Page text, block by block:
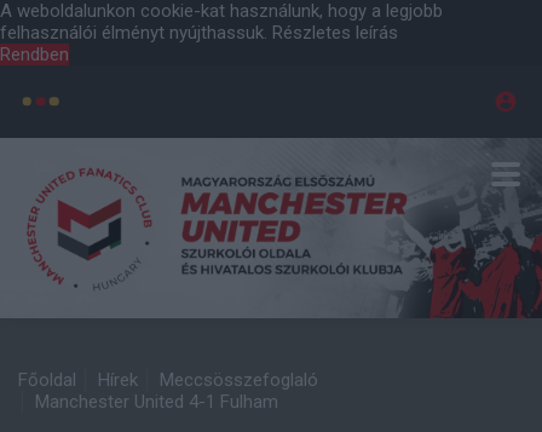
A weboldalunkon cookie-kat használunk, hogy a legjobb
felhasználói élményt nyújthassuk. Részletes leírás
Rendben
Főoldal Hírek
Meccsösszefoglaló
Manchester United 4-1 Fulham